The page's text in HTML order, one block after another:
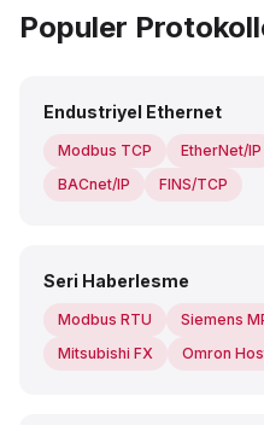
Populer
Endustriyel Ethernet
Modbus TCP EtherNet/IP
BACnet/IP
FINS/TCP
Seri Haberlesme
Modbus RTU Siemens
Mitsubishi FX
Omron